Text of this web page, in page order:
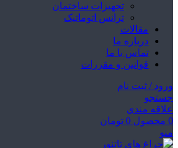
تجهیزات ساختمان
ترانس اتوماتیک
مقالات
درباره ما
تماس با ما
قوانین و مقررات
ورود / ثبت نام
جستجو
علاقه مندی
0 محصول 0 تومان
منو